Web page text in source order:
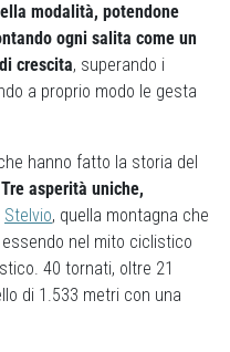
modalità, potendone
ogni salita come un
crescita, superando i
a proprio modo le gesta
hanno fatto la storia del
asperità uniche,
Stelvio, quella montagna che
nel mito ciclistico
40 tornati, oltre 21
di 1.533 metri con una